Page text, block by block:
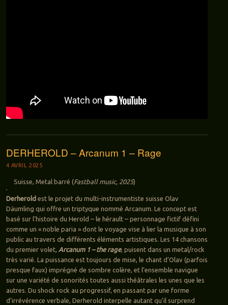
DERHEROLD – Arcanum 1 – Rage
4 AVRIL 2025
Suisse, Metal barré (Fastball music, 2025)
Derherold est le projet du multi-instrumentiste suisse Olav
Däumling qui offre un triptyque nommé Arcanum. Le concept est
basé sur l’histoire du Herold – le hérault – personnage fictif défini
comme un « noble paria » dont le voyage vise à lier la musique à son
public au travers de différents éléments artistiques. Les 14 chansons
du premier volet, Arcanum 1 – the rage, puisent dans un metal/rock
très varié. La puissance est toujours de mise, le chant d’Olav (parfois
presque faux) imprégné de sombre colère, et l’ensemble navigue
sur une variété de sonorités toutes aussi théâtrales les unes que les
autres. Du shock rock au progressif, en passant par une forme
d’irrévérence verbale, Derherold interpelle autant qu’il surprend